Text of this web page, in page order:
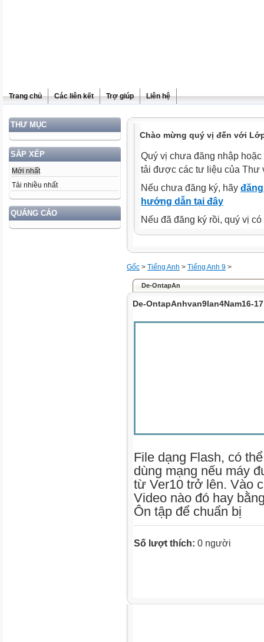
Trang chủ Các liên kết Trợ giúp Liên hệ
THƯ MỤC
SẮP XẾP
Mới nhất
Tải nhiều nhất
QUẢNG CÁO
Chào mừng quý vị đến với
Quý vị chưa đăng nhập
tải được các tư liệu của Thư
Nếu chưa đăng ký, hãy
hướng dẫn tại đây
Nếu đã đăng ký rồi, quý vị
Gốc > Tiếng Anh > Tiếng Anh 9 >
De-OntapAn
De-OntapAnhvan9lan4Nam16-17
File dạng Flash, có
dùng mạng nếu máy
từ Ver10 trở lên. Vào
Video nào đó hay
Ôn tập để chuẩn bị
Số lượt thích: 0 người